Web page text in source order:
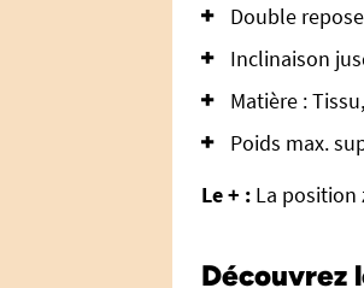
Double
Inclinaison
Matière :
Poids max.
Le + : La position
Découvrez